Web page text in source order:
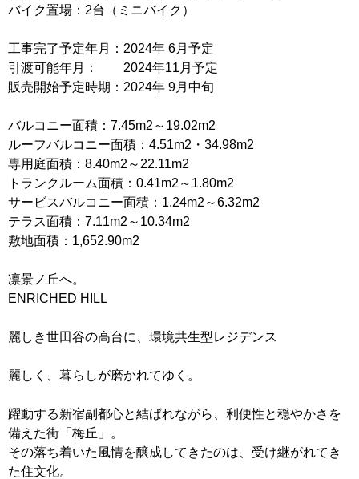
バイク置場：2台（ミニバイク）
工事完了予定年月：2024年 6月予定
引渡可能年月： 2024年11月予定
販売開始予定時期：2024年 9月中旬
バルコニー面積：7.45m2～19.02m2
ルーフバルコニー面積：4.51m2・34.98m2
専用庭面積：8.40m2～22.11m2
トランクルーム面積：0.41m2～1.80m2
サービスバルコニー面積：1.24m2～6.32m2
テラス面積：7.11m2～10.34m2
敷地面積：1,652.90m2
凛景ノ丘へ。
ENRICHED HILL
麗しき世田谷の高台に、環境共生型レジデンス
麗しく、暮らしが磨かれてゆく。
躍動する新宿副都心と結ばれながら、利便性と穏やかさを
備えた街「梅丘」。
その落ち着いた風情を醸成してきたのは、受け継がれてき
た住文化。